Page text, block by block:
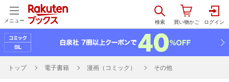
メニュー
トップ 電子書籍 漫画（コミック） その他